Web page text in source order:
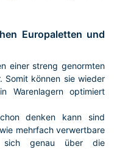
Europaletten und
einer streng genormten
Somit können sie wieder
Warenlagern optimiert
denken kann sind
mehrfach verwertbare
sich genau über die